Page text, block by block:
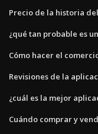
Precio de la historia
¿qué tan probable es
Cómo hacer el
Revisiones de la
¿cuál es la mejor
Cuándo comprar y